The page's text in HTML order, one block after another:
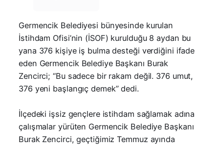
Germencik Belediyesi bünyesinde kurulan
İstihdam Ofisi’nin (İSOF) kurulduğu 8 aydan bu
yana 376 kişiye iş bulma desteği verdiğini ifade
eden Germencik Belediye Başkanı Burak
Zencirci; “Bu sadece bir rakam değil. 376 umut,
376 yeni başlangıç demek” dedi.
İlçedeki işsiz gençlere istihdam sağlamak adına
çalışmalar yürüten Germencik Belediye Başkanı
Burak Zencirci, geçtiğimiz Temmuz ayında